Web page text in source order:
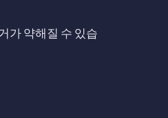
가 약해질 수 있습